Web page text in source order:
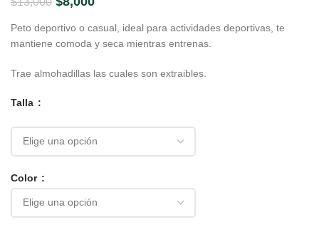
original
era:
actual
es:
Peto deportivo o casual, ideal para actividades deportivas, te
mantiene comoda y seca mientras entrenas.
Trae almohadillas las cuales son extraibles.
Talla
Color